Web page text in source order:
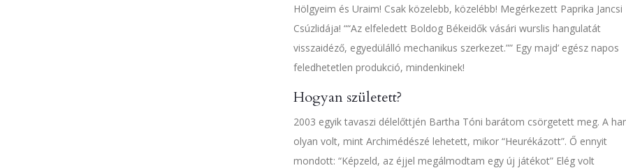
Hölgyeim és Uraim! Csak közelebb, közelébb! Megérkezett Paprika Jancsi
Csúzlidája! “Az elfeledett Boldog Békeidők vásári wurslis hangulatát
visszaidéző, egyedülálló mechanikus szerkezet.” Egy majd’ egész napos
feledhetetlen produkció, mindenkinek!
Hogyan született?
2003 egyik tavaszi délelőttjén Bartha Tóni barátom csörgetett meg. A
olyan volt, mint Archimédészé lehetett, mikor “Heurékázott”. Ő ennyit
mondott: “Képzeld, az éjjel megálmodtam egy új játékot” Elég volt